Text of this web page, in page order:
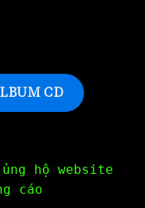
CD
hộ website
cáo